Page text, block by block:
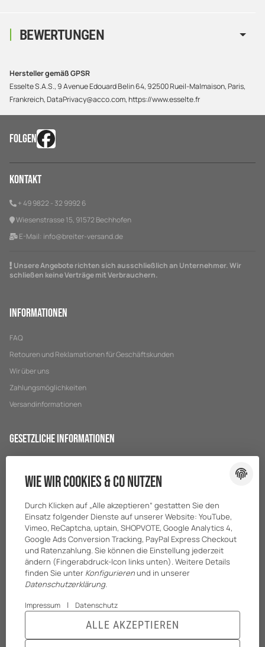
BEWERTUNGEN
Hersteller gemäß GPSR
Esselte S.A.S., 9 Avenue Edouard Belin 64, 92500 Rueil-Malmaison, Paris,
Frankreich, DataPrivacy@acco.com, https://www.esselte.fr
FOLGEN
Kontakt
+ 49 9822 - 32 9992 6
Wiesenstrasse 15, 91572 Bechhofen
E-Mail: info@breiter-versand.de
Unsere Angebote richten sich ausschließlich an Unternehmer. Wir
schließen keine Verträge mit Verbrauchern.
Informationen
FAQ
Retouren und Reklamationen für Geschäftskunden
Wir über uns
Zahlungsmöglichkeiten
Versandinformationen
Gesetzliche Informationen
Impressum
Batteriegesetzhinweise
Wie wir Cookies & Co nutzen
Durch Klicken auf „Alle akzeptieren“ gestatten Sie den
Einsatz folgender Dienste auf unserer Website: YouTube,
Vimeo, ReCaptcha, uptain, SHOPVOTE, Google Analytics 4,
Google Ads Conversion Tracking, PayPal Express Checkout
und Ratenzahlung. Sie können die Einstellung jederzeit
ändern (Fingerabdruck-Icon links unten). Weitere Details
finden Sie unter Konfigurierenund in unserer
Datenschutzerklärung.
Impressum | Datenschutz
ALLE AKZEPTIEREN